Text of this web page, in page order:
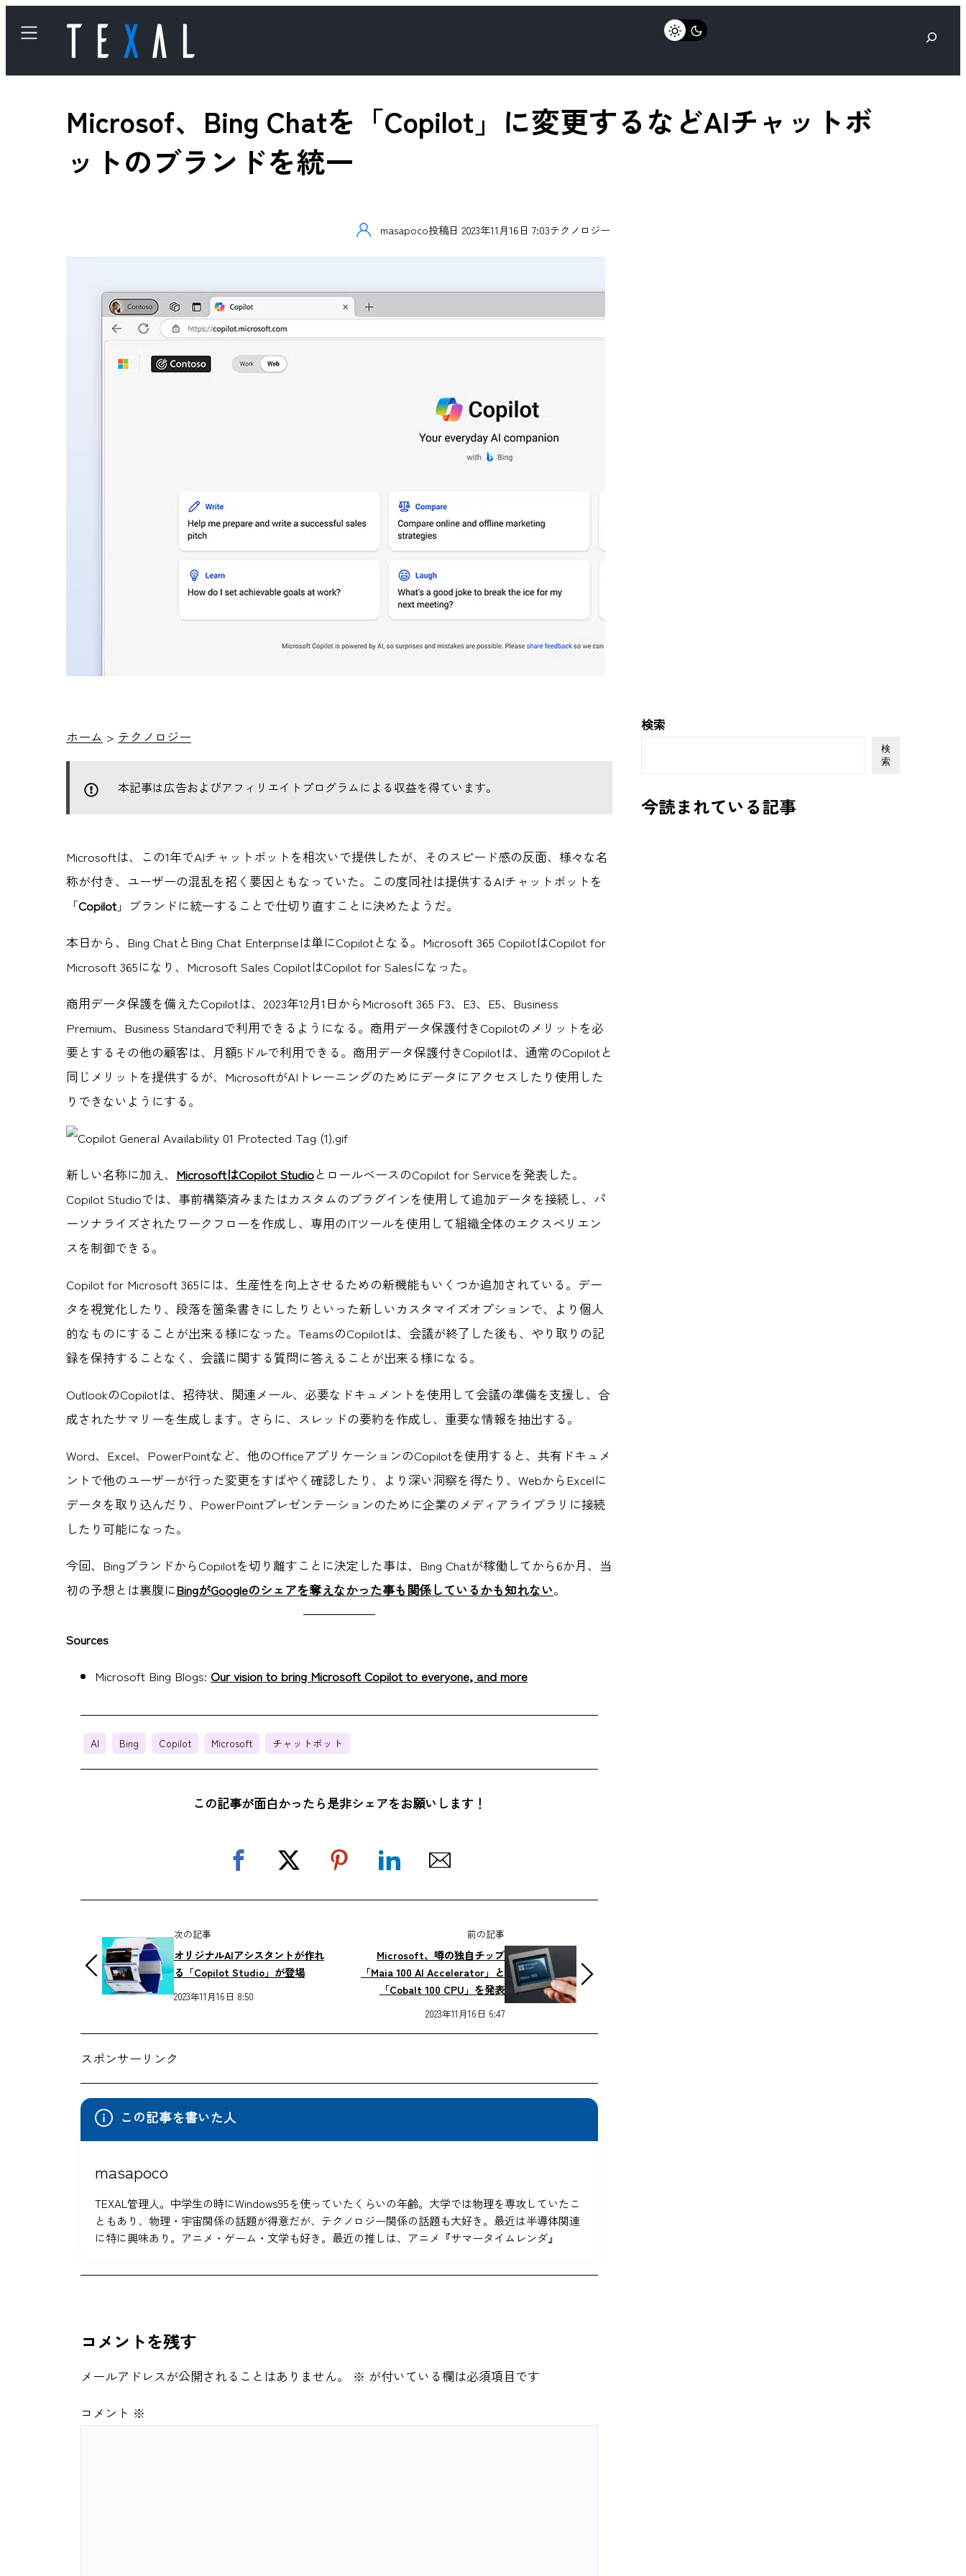
検
Microsof、Bing Chatを「Copilot」に変更するなどAIチャットボ
ットのブランドを統一
masapoco投稿日 2023年11月16日 7:03テクノロジー
ホーム > テクノロジー
本記事は広告およびアフィリエイトプログラムによる収益を得ています。
Microsoftは、この1年でAIチャットボットを相次いで提供したが、そのスピード感の反面、様々な名
称が付き、ユーザーの混乱を招く要因ともなっていた。この度同社は提供するAIチャットボットを
「Copilot」ブランドに統一することで仕切り直すことに決めたようだ。
本日から、Bing ChatとBing Chat Enterpriseは単にCopilotとなる。Microsoft 365 CopilotはCopilot for
Microsoft 365になり、Microsoft Sales CopilotはCopilot for Salesになった。
商用データ保護を備えたCopilotは、2023年12月1日からMicrosoft 365 F3、E3、E5、Business
Premium、Business Standardで利用できるようになる。商用データ保護付きCopilotのメリットを必
要とするその他の顧客は、月額5ドルで利用できる。商用データ保護付きCopilotは、通常のCopilotと
同じメリットを提供するが、MicrosoftがAIトレーニングのためにデータにアクセスしたり使用した
りできないようにする。
新しい名称に加え、 MicrosoftはCopilot StudioとロールベースのCopilot for Serviceを発表した。
Copilot Studioでは、事前構築済みまたはカスタムのプラグインを使用して追加データを接続し、パ
ーソナライズされたワークフローを作成し、専用のITツールを使用して組織全体のエクスペリエン
スを制御できる。
Copilot for Microsoft 365には、生産性を向上させるための新機能もいくつか追加されている。デー
タを視覚化したり、段落を箇条書きにしたりといった新しいカスタマイズオプションで、より個人
的なものにすることが出来る様になった。TeamsのCopilotは、会議が終了した後も、やり取りの記
録を保持することなく、会議に関する質問に答えることが出来る様になる。
OutlookのCopilotは、招待状、関連メール、必要なドキュメントを使用して会議の準備を支援し、合
成されたサマリーを生成します。さらに、スレッドの要約を作成し、重要な情報を抽出する。
Word、Excel、PowerPointなど、他のOfficeアプリケーションのCopilotを使用すると、共有ドキュメ
ントで他のユーザーが行った変更をすばやく確認したり、より深い洞察を得たり、WebからExcelに
データを取り込んだり、PowerPointプレゼンテーションのために企業のメディアライブラリに接続
したり可能になった。
今回、BingブランドからCopilotを切り離すことに決定した事は、Bing Chatが稼働してから6か月、当
初の予想とは裏腹にBingがGoogleのシェアを奪えなかった事も関係しているかも知れない。
Sources
Microsoft Bing Blogs: Our vision to bring Microsoft Copilot to everyone, and more
AI Bing Copilot Microsoft チャットボット
この記事が面白かったら是非シェアをお願いします！
次の記事
オリジナルAIアシスタントが作れ
る「Copilot Studio」が登場
2023年11月16日 8:50
前の記事
Microsoft、噂の独自チップ
「Maia 100 AI Accelerator」と
「Cobalt 100 CPU」を発表
2023年11月16日 6:47
スポンサーリンク
この記事を書いた人
masapoco
TEXAL管理人。中学生の時にWindows95を使っていたくらいの年齢。大学では物理を専攻していたこ
ともあり、物理・宇宙関係の話題が得意だが、テクノロジー関係の話題も大好き。最近は半導体関連
に特に興味あり。アニメ・ゲーム・文学も好き。最近の推しは、アニメ『サマータイムレンダ』
コメントを残す
メールアドレスが公開されることはありません。 ※ が付いている欄は必須項目です
コメント ※
検索
検
索
今読まれている記事